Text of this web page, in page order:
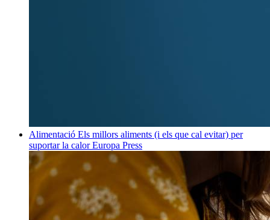
Alimentació Els millors aliments (i els que cal evitar) per
suportar la calorEuropa Press